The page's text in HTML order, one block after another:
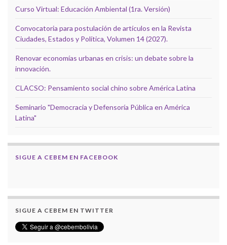
Curso Virtual: Educación Ambiental (1ra. Versión)
Convocatoria para postulación de artículos en la Revista
Ciudades, Estados y Política, Volumen 14 (2027).
Renovar economías urbanas en crisis: un debate sobre la
innovación.
CLACSO: Pensamiento social chino sobre América Latina
Seminario "Democracia y Defensoría Pública en América
Latina"
SIGUE A CEBEM EN FACEBOOK
SIGUE A CEBEM EN TWITTER